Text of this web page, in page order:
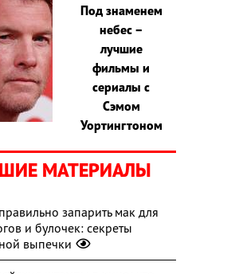
Под знаменем
небес –
лучшие
фильмы и
сериалы с
Сэмом
Уортингтоном
МАТЕРИАЛЫ
запарить мак для
и булочек: секреты
выпечки